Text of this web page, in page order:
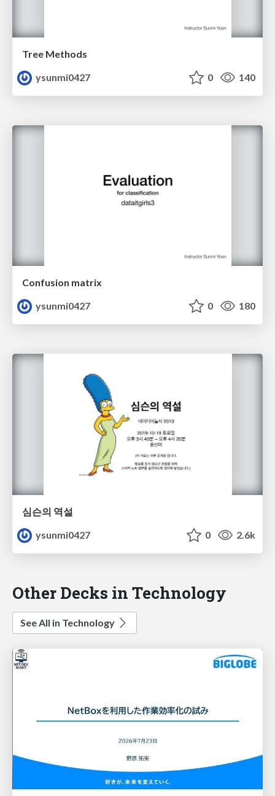
Tree Methods
ysunmi0427
0 140
Confusion matrix
ysunmi0427
0 180
심슨의 역설
ysunmi0427
0 2.6k
Other Decks in Technology
See All in Technology